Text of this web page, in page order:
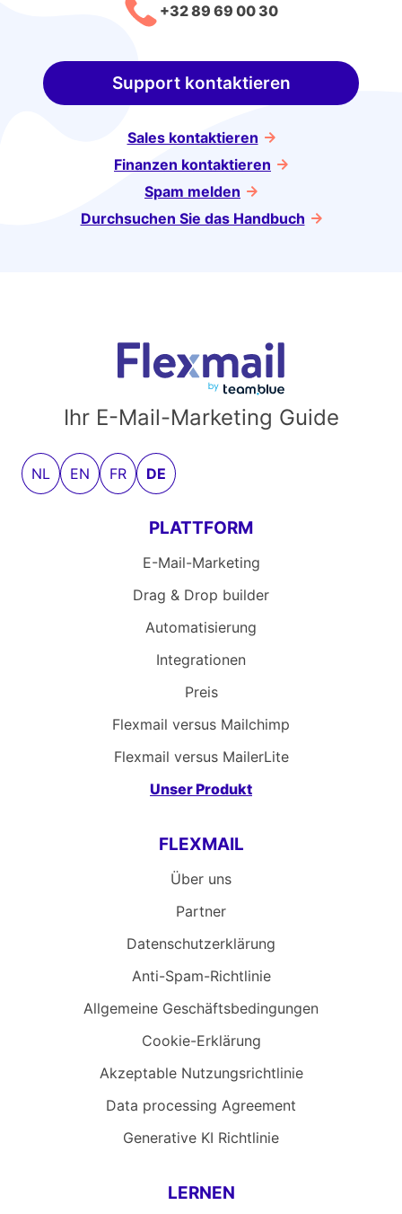
+32 89 69 00 30
Support kontaktieren
Sales kontaktieren
Finanzen kontaktieren
Spam melden
Durchsuchen Sie das Handbuch
Ihr E-Mail-Marketing Guide
NL EN FR DE
PLATTFORM
E-Mail-Marketing
Drag & Drop builder
Automatisierung
Integrationen
Preis
Flexmail versus Mailchimp
Flexmail versus MailerLite
Unser Produkt
FLEXMAIL
Über uns
Partner
Datenschutzerklärung
Anti-Spam-Richtlinie
Allgemeine Geschäftsbedingungen
Cookie-Erklärung
Akzeptable Nutzungsrichtlinie
Data processing Agreement
Generative KI Richtlinie
LERNEN